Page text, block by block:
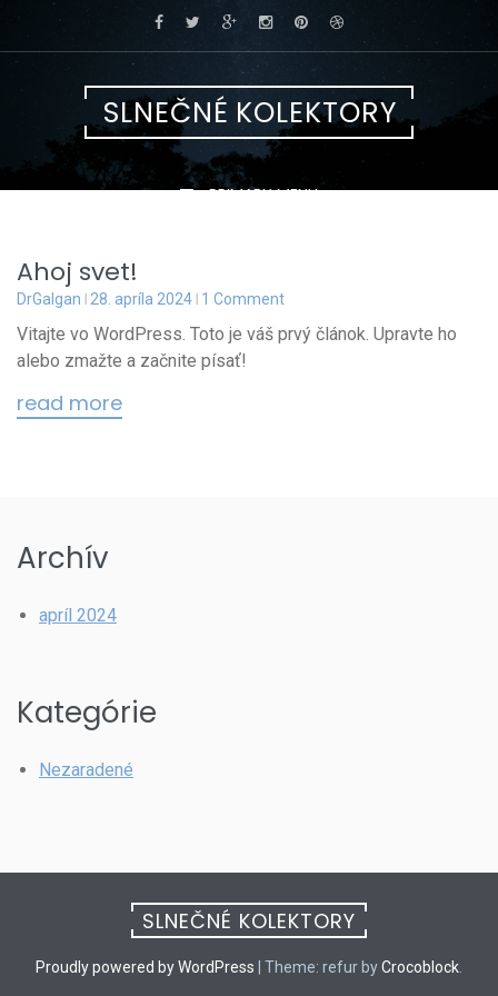
Skip
SLNEČNÉ KOLEKTORY
PRIMARY MENU
Your Awesome Blog
Just a few words why you blog is so awesome
Ahoj svet!
DrGalgan 28. apríla 2024 1 Comment
Vitajte vo WordPress. Toto je váš prvý článok. Upravte ho
alebo zmažte a začnite písať!
read more
Archív
apríl 2024
Kategórie
Nezaradené
SLNEČNÉ KOLEKTORY
Proudly powered by WordPress Theme: refur byCrocoblock.